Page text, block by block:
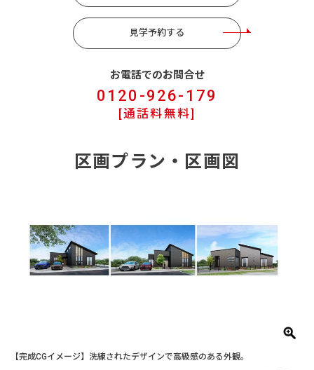
見学予約する
お電話でのお問合せ
0120-926-179
[通話料無料]
区画プラン・区画図
【完成CGイメージ】洗練されたデザインで高級感のある外観。